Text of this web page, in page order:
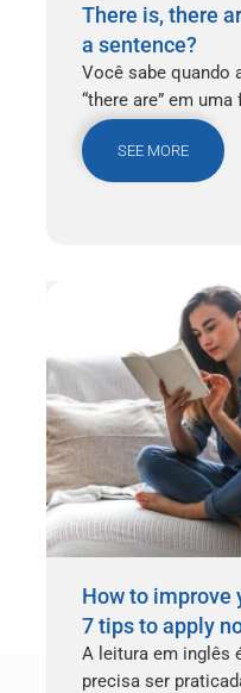
There is, there
a sentence?
Você sabe quando
“there are” em
SEE MORE
How to improve
7 tips to apply
A leitura em inglês
precisa ser